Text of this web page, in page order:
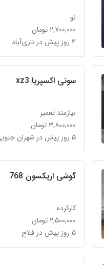
نو
۲,۷۰۰,۰۰۰ تومان
۴ روز پیش در نازی‌آباد
سونی اکسپریا xz3
نیازمند تعمیر
۳,۸۰۰,۰۰۰ تومان
۵ روز پیش در شهران جنوبی
گوشی اریکسون 768
کارکرده
۲,۵۰۰,۰۰۰ تومان
۵ روز پیش در فلاح